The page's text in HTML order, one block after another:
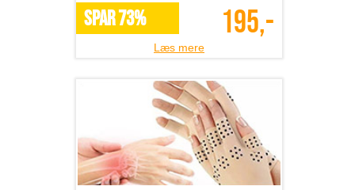
SPAR 73% 195,-
Læs mere